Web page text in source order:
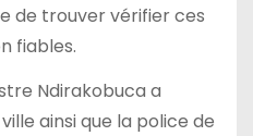
de trouver vérifier ces
fiables.
Ndirakobuca a
ainsi que la police de